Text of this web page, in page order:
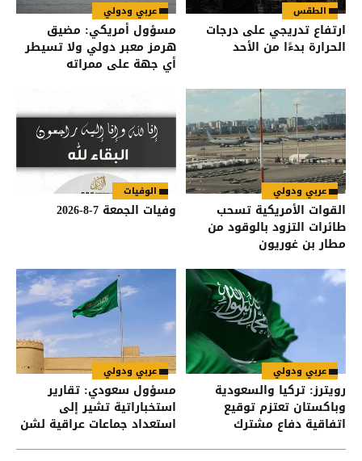
الطقس
ارتفاع تدريجي على درجات
الحرارة بدءًا من الأحد
عربي ودولي
مسؤول أمريكي: مضيق
هرمز معبر دولي ولا تسيطر
أي جهة على ممراته
عربي ودولي
القوات الأمريكية تسحب
طائرات التزود بالوقود من
مطار بن غوريون
الوفيات
وفيات الجمعة 7-8-2026
عربي ودولي
رويترز: تركيا والسعودية
وباكستان تعتزم توقيع
اتفاقية دفاع مشترك
عربي ودولي
مسؤول سعودي: تقارير
استخباراتية تشير إلى
استعداد جماعات عراقية لشن